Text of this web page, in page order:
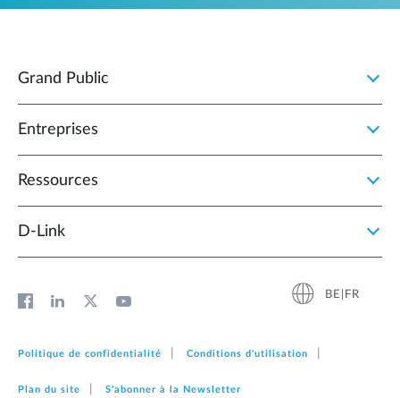
Grand Public
Entreprises
Ressources
D‑Link
BE|FR
Politique de confidentialité Conditions d'utilisation
Plan du site S'abonner à la Newsletter